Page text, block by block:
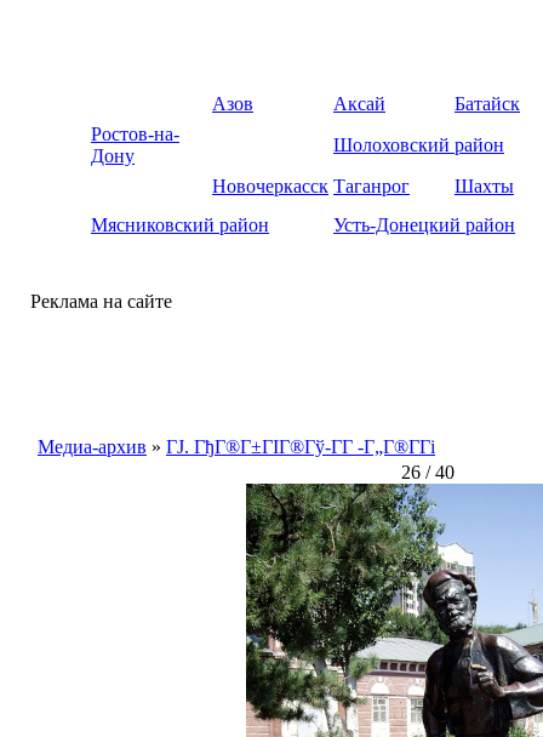
Азов Аксай
Батайск
Ростов-на-
Дону
Шолоховский район
Новочеркасск Таганрог
Шахты
Мясниковский район
Усть-Донецкий район
Реклама на сайте
Медиа-архив » ГЈ. ГђГ®Г±ГІГ®Гў-Г­Г -Г„Г®Г­Гі
26 / 40